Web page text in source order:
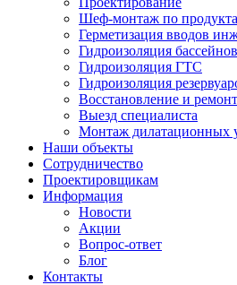
Шеф-монтаж по
Герметизация вводов
Гидроизоляция бассейнов
Гидроизоляция ГТС
Гидроизоляция
Восстановление и
Выезд специалиста
Монтаж дилатационных
Наши объекты
Сотрудничество
Проектировщикам
Информация
Новости
Акции
Вопрос-ответ
Блог
Контакты